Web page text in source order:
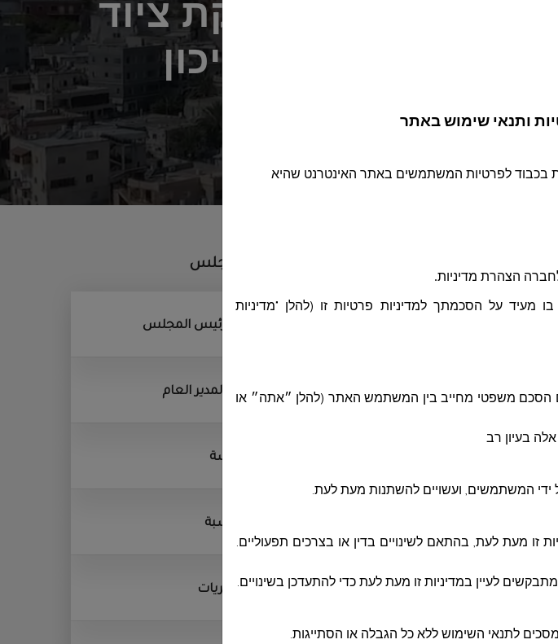
בקשה להצעת מחיר 49-2024 לרכישת ואספקת ציוד
עבור בית ספר תיכון
ואספקת ציוד
מערכות גילוי וכיבוי
לחץ כאן
כן המועצה שומרת
לתבוע או לקבל כל
أقسام المجلس
ديوان رئيس المجلس
ديوان المدير العام
الهندسة
المحاسبة
المشتريات
ותנאי שימוש באתר
בכבוד לפרטיות המשתמשים באתר האינטרנט שהיא
הצהרת מדיניות.
מעיד על הסכמתך למדיניות פרטיות זו (להלן "מדיניות
הסכם משפטי מחייב בין המשתמש האתר (להלן ״אתה״ או
בעיון רב
ידי המשתמשים, ועשויים להשתנות מעת לעת.
זו מעת לעת, בהתאם לשינויים בדין או בצרכים תפעוליים.
לעיין במדיניות זו מעת לעת כדי להתעדכן בשינויים.
לתנאי השימוש ללא כל הגבלה או הסתייגות.